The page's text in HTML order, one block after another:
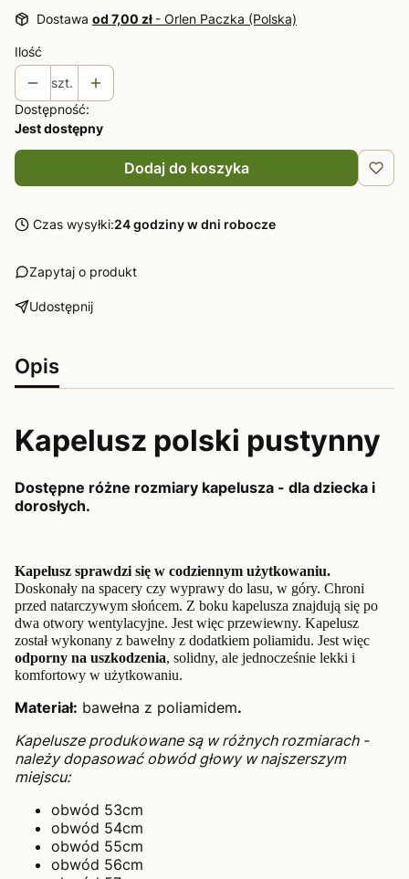
Dostawa od 7,00 zł - Orlen Paczka (Polska)
Ilość
szt.
Dostępność:
Jest dostępny
Dodaj do koszyka
Czas wysyłki:24 godziny w dni robocze
Zapytaj o produkt
Udostępnij
Opis
Kapelusz polski pustynny
Dostępne różne rozmiary kapelusza - dla dziecka i
dorosłych.
Kapelusz sprawdzi się w codziennym użytkowaniu.
Doskonały na spacery czy wyprawy do lasu, w góry. Chroni
przed natarczywym słońcem. Z boku kapelusza znajdują się po
dwa otwory wentylacyjne. Jest więc przewiewny. Kapelusz
został wykonany z bawełny z dodatkiem poliamidu. Jest więc
odporny na uszkodzenia, solidny, ale jednocześnie lekki i
komfortowy w użytkowaniu.
Materiał: bawełna z poliamidem.
Kapelusze produkowane są w różnych rozmiarach -
należy dopasować obwód głowy w najszerszym
miejscu:
obwód 53cm
obwód 54cm
obwód 55cm
obwód 56cm